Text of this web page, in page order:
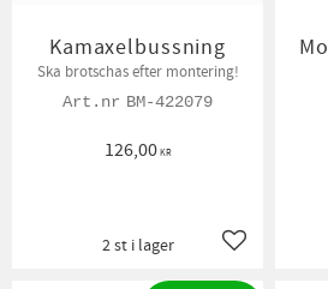
Kamaxelbussning
Ska brotschas efter montering!
BM-422079
126,00KR
Lägg till i
2 st i lager